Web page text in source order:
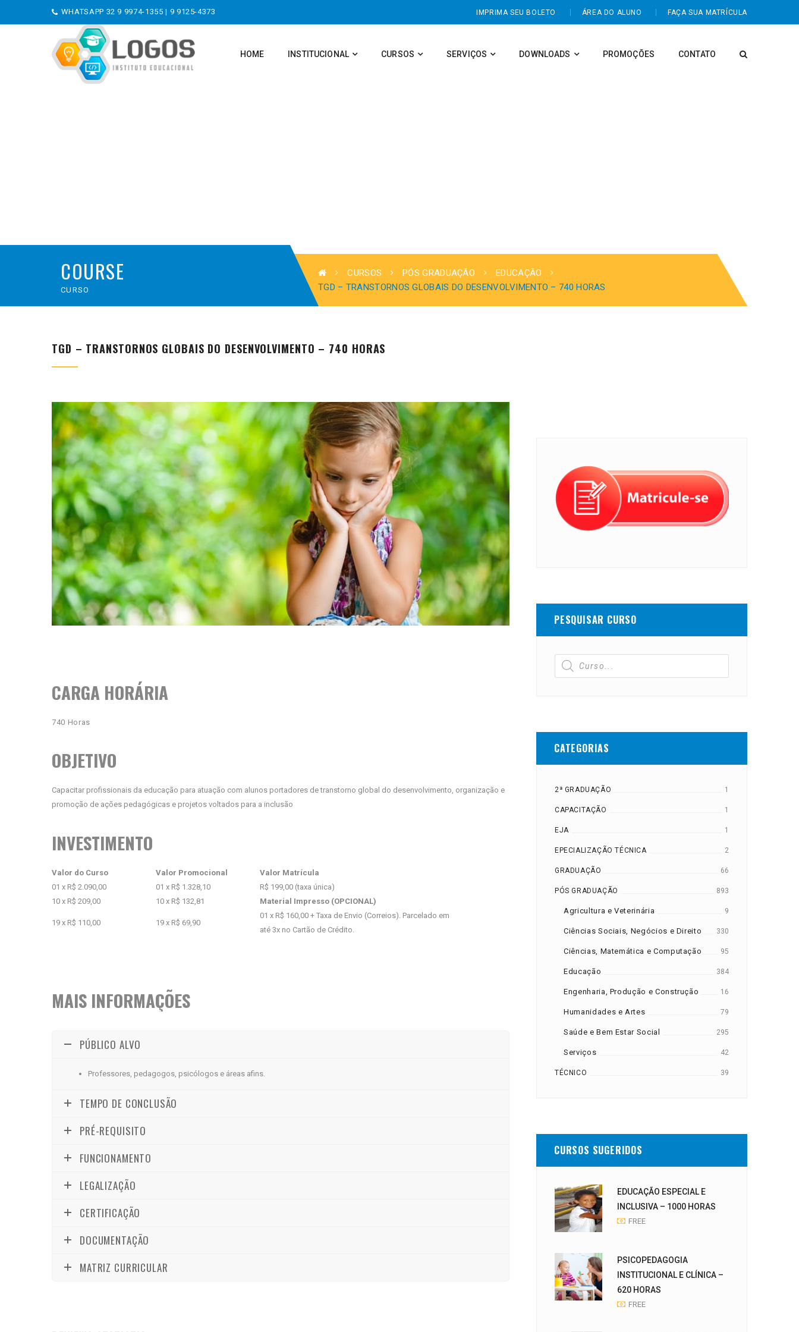
WHATSAPP 32 9 9974-1355| 9 9125-4373 IMPRIMA SEU BOLETO ÁREA DO ALUNO FAÇA SUA MATRÍCULA
HOME INSTITUCIONAL CURSOS SERVIÇOS DOWNLOADS PROMOÇÕES CONTATO
COURSE
CURSO
CURSOS PÓS GRADUAÇÃO
EDUCAÇÃO
TGD – TRANSTORNOS GLOBAIS DO DESENVOLVIMENTO – 740 HORAS
TGD – TRANSTORNOS GLOBAIS DO DESENVOLVIMENTO – 740 HORAS
CARGA HORÁRIA
740 Horas
OBJETIVO
Capacitar profissionais da educação para atuação com alunos portadores de transtorno global do desenvolvimento, organização e
promoção de ações pedagógicas e projetos voltados para a inclusão
INVESTIMENTO
Valor do Curso Valor Promocional
Valor Matrícula
01 x R$ 2.090,00
01 x R$ 1.328,10
R$ 199,00 (taxa única)
10 x R$ 209,00
10 x R$ 132,81 Material Impresso (OPCIONAL)
19 x R$ 110,00 19 x R$ 69,90
01 x R$ 160,00 + Taxa de Envio (Correios). Parcelado em
até 3x no Cartão de Crédito.
MAIS INFORMAÇÕES
PÚBLICO ALVO
Professores, pedagogos, psicólogos e áreas afins.
TEMPO DE CONCLUSÃO
PRÉ-REQUISITO
FUNCIONAMENTO
LEGALIZAÇÃO
CERTIFICAÇÃO
DOCUMENTAÇÃO
MATRIZ CURRICULAR
PESQUISAR CURSO
CATEGORIAS
2ª GRADUAÇÃO 1
CAPACITAÇÃO 1
EJA 1
EPECIALIZAÇÃO TÉCNICA 2
GRADUAÇÃO 66
PÓS GRADUAÇÃO 893
Agricultura e Veterinária 9
Ciências Sociais, Negócios e Direito 330
Ciências, Matemática e Computação 95
Educação 384
Engenharia, Produção e Construção 16
Humanidades e Artes 79
Saúde e Bem Estar Social 295
Serviços 42
TÉCNICO 39
CURSOS SUGERIDOS
EDUCAÇÃO ESPECIAL E
INCLUSIVA – 1000 HORAS
FREE
PSICOPEDAGOGIA
INSTITUCIONAL E CLÍNICA –
620 HORAS
FREE